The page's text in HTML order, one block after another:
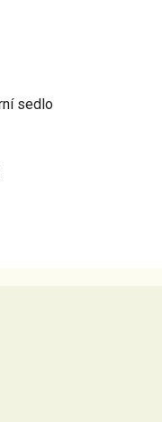
sedlo